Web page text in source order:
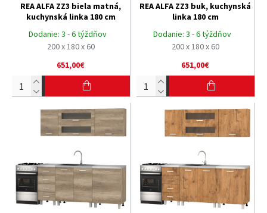
Dodanie: 3 - 6 týždňov
200 x 180 x 60
REA ALFA ZZ3 biela matná,
kuchynská linka 180 cm
651,00€
Dodanie: 3 - 6 týždňov
200 x 180 x 60
REA ALFA ZZ3 buk, kuchynská
linka 180 cm
651,00€